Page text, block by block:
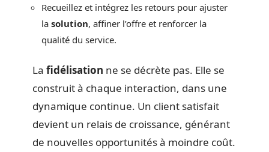
Recueillez et intégrez les retours pour ajuster
la solution, affiner l’offre et renforcer la
qualité du service.
La fidélisation ne se décrète pas. Elle se
construit à chaque interaction, dans une
dynamique continue. Un client satisfait
devient un relais de croissance, générant
de nouvelles opportunités à moindre coût.